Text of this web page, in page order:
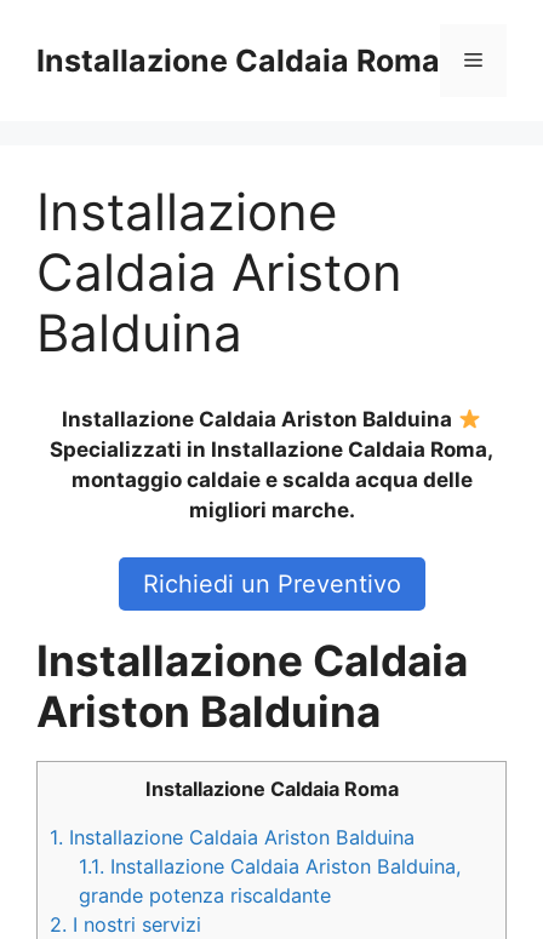
contenuto
Installazione Caldaia Roma Menu
Installazione
Caldaia Ariston
Balduina
Installazione Caldaia Ariston Balduina
Specializzati in Installazione Caldaia Roma,
montaggio caldaie e scalda acqua delle
migliori marche.
Richiedi un Preventivo
Installazione Caldaia
Ariston Balduina
Installazione Caldaia Roma
1. Installazione Caldaia Ariston Balduina
1.1. Installazione Caldaia Ariston Balduina,
grande potenza riscaldante
2. I nostri servizi